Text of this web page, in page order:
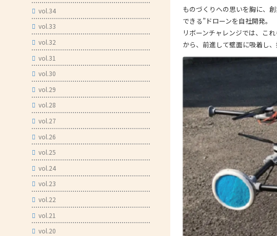
- メールマガジン
- MOOV,press
- ものづくり取引あっせん
- ものづくりB2Bネットワーク
- 大阪の伝統工
- 大阪ものづ
vol.34
vol.33
vol.32
vol.31
vol.30
vol.29
vol.28
vol.27
vol.26
vol.25
vol.24
vol.23
vol.22
vol.21
vol.20
ものづくりへの思いを胸に、
できる”ドローンを自社開発。
リボーンチャレンジでは、こ
から、前進して壁面に吸着し